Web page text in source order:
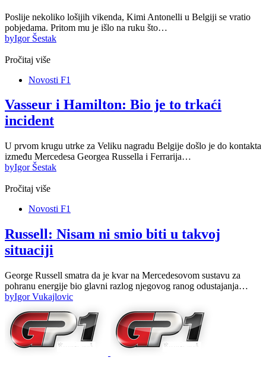
Poslije nekoliko lošijih vikenda, Kimi Antonelli u Belgiji se vratio
pobjedama. Pritom mu je išlo na ruku što…
byIgor Šestak
Pročitaj više
Novosti F1
Vasseur i Hamilton: Bio je to trkaći
incident
U prvom krugu utrke za Veliku nagradu Belgije došlo je do kontakta
između Mercedesa Georgea Russella i Ferrarija…
byIgor Šestak
Pročitaj više
Novosti F1
Russell: Nisam ni smio biti u takvoj
situaciji
George Russell smatra da je kvar na Mercedesovom sustavu za
pohranu energije bio glavni razlog njegovog ranog odustajanja…
byIgor Vukajlovic